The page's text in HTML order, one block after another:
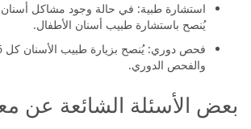
استشارة طبية: في حالة وجود مشاكل
يُنصح باستشارة طبيب أسنان الأطفال.
والفحص الدوري.
بعض الأسئلة الشائعة عن